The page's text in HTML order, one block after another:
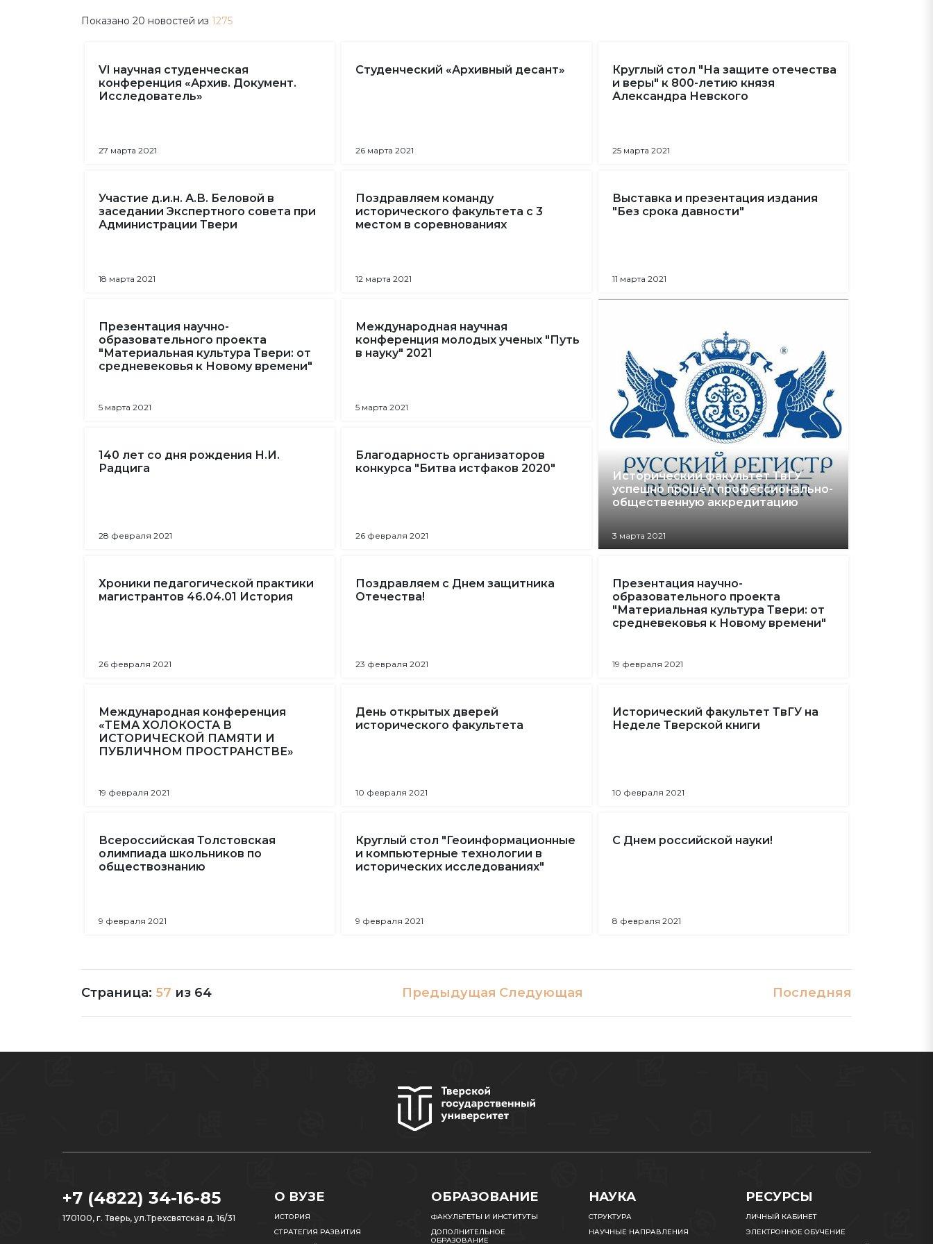
Показано 20 новостей из 1275
VI научная студенческая
конференция «Архив. Документ.
Исследователь»
27 марта 2021
Студенческий «Архивный десант»
26 марта 2021
Круглый стол "На защите отечества
и веры" к 800-летию князя
Александра Невского
25 марта 2021
Участие д.и.н. А.В. Беловой в
заседании Экспертного совета при
Администрации Твери
18 марта 2021
Поздравляем команду
исторического факультета с 3
местом в соревнованиях
12 марта 2021
Выставка и презентация издания
"Без срока давности"
11 марта 2021
Презентация научно-
образовательного проекта
"Материальная культура Твери: от
средневековья к Новому времени"
5 марта 2021
Международная научная
конференция молодых ученых "Путь
в науку" 2021
5 марта 2021
Исторический факультет ТвГУ
успешно прошёл профессионально-
общественную аккредитацию
3 марта 2021
140 лет со дня рождения Н.И.
Радцига
28 февраля 2021
Благодарность организаторов
конкурса "Битва истфаков 2020"
26 февраля 2021
Хроники педагогической практики
магистрантов 46.04.01 История
26 февраля 2021
Поздравляем с Днем защитника
Отечества!
23 февраля 2021
Презентация научно-
образовательного проекта
"Материальная культура Твери: от
средневековья к Новому времени"
19 февраля 2021
Международная конференция
«ТЕМА ХОЛОКОСТА В
ИСТОРИЧЕСКОЙ ПАМЯТИ И
ПУБЛИЧНОМ ПРОСТРАНСТВЕ»
19 февраля 2021
День открытых дверей
исторического факультета
10 февраля 2021
Исторический факультет ТвГУ на
Неделе Тверской книги
10 февраля 2021
Всероссийская Толстовская
олимпиада школьников по
обществознанию
9 февраля 2021
Круглый стол "Геоинформационные
и компьютерные технологии в
исторических исследованиях"
9 февраля 2021
C Днем российской науки!
8 февраля 2021
Страница: 57 из 64 Предыдущая Следующая Последняя
+7 (4822) 34-16-85
170100, г. Тверь, ул.Трехсвятская д. 16/31
О ВУЗЕ
ИСТОРИЯ
СТРАТЕГИЯ РАЗВИТИЯ
ОБРАЗОВАНИЕ
ФАКУЛЬТЕТЫ И ИНСТИТУТЫ
ДОПОЛНИТЕЛЬНОЕ
ОБРАЗОВАНИЕ
НАУКА
СТРУКТУРА
НАУЧНЫЕ НАПРАВЛЕНИЯ
РЕСУРСЫ
ЛИЧНЫЙ КАБИНЕТ
ЭЛЕКТРОННОЕ ОБУЧЕНИЕ